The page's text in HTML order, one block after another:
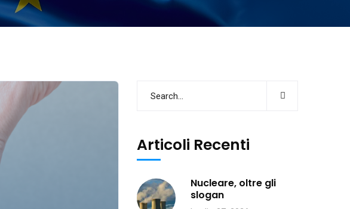
Articoli Recenti
Nucleare, oltre gli
slogan